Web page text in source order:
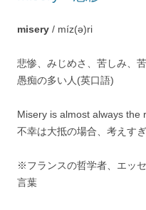
misery / míz(ə)ri
悲惨、みじめさ、苦しみ、
愚痴の多い人(英口語)
Misery is almost always the
不幸は大抵の場合、考えす
※フランスの哲学者、エッ
言葉